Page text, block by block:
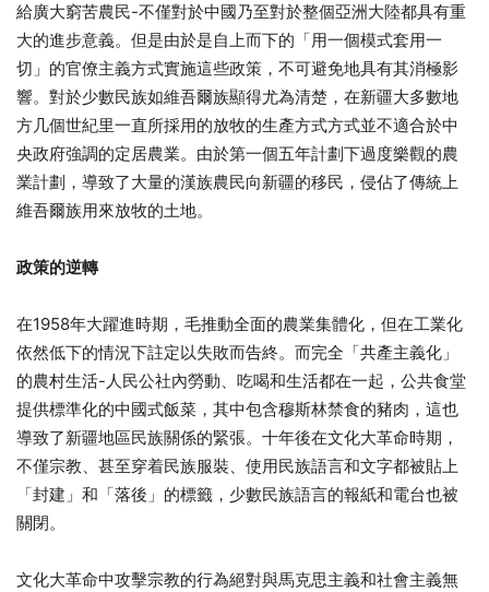
給廣大窮苦農民-不僅對於中國乃至對於整個亞洲大陸都具有重
大的進步意義。但是由於是自上而下的「用一個模式套用一
切」的官僚主義方式實施這些政策，不可避免地具有其消極影
響。對於少數民族如維吾爾族顯得尤為清楚，在新疆大多數地
方几個世紀里一直所採用的放牧的生產方式方式並不適合於中
央政府強調的定居農業。由於第一個五年計劃下過度樂觀的農
業計劃，導致了大量的漢族農民向新疆的移民，侵佔了傳統上
維吾爾族用來放牧的土地。
政策的逆轉
在1958年大躍進時期，毛推動全面的農業集體化，但在工業化
依然低下的情況下註定以失敗而告終。而完全「共產主義化」
的農村生活-人民公社內勞動、吃喝和生活都在一起，公共食堂
提供標準化的中國式飯菜，其中包含穆斯林禁食的豬肉，這也
導致了新疆地區民族關係的緊張。十年後在文化大革命時期，
不僅宗教、甚至穿着民族服裝、使用民族語言和文字都被貼上
「封建」和「落後」的標籤，少數民族語言的報紙和電台也被
關閉。
文化大革命中攻擊宗教的行為絕對與馬克思主義和社會主義無